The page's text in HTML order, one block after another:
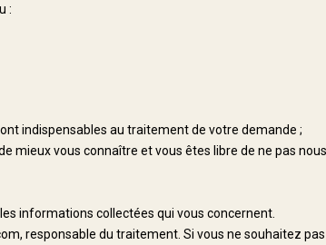
:
indispensables au traitement de votre demande ;
mieux vous connaître et vous êtes libre de ne pas nous
informations collectées qui vous concernent.
responsable du traitement. Si vous ne souhaitez pas